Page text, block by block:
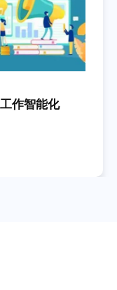
作智能化